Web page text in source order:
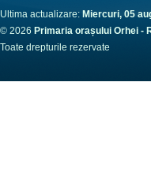
Ultima actualizare: Miercuri, 05
© 2026 Primaria orașului Orhei -
Toate drepturile rezervate